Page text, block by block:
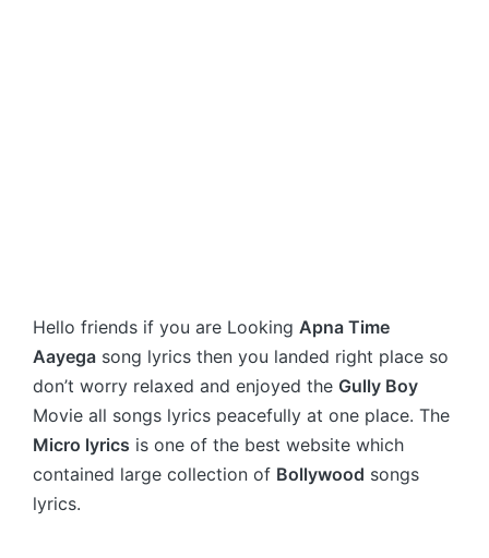
Hello friends if you are Looking Apna Time
Aayega song lyrics then you landed right place so
don’t worry relaxed and enjoyed the Gully Boy
Movie all songs lyrics peacefully at one place. The
Micro lyrics is one of the best website which
contained large collection of Bollywood songs
lyrics.